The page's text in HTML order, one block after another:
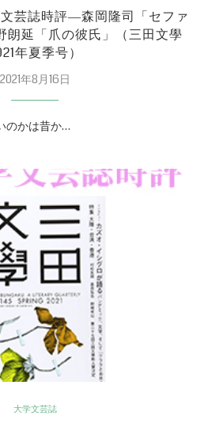
芸誌時評―森岡隆司「セファ
朗延「爪の彼氏」（三田文學
年夏季号）
2021年8月16日
かは昔か…
大学文芸誌